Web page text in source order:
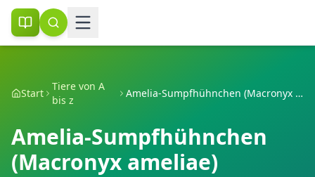
Start
Tiere von A
bis z
Amelia-Sumpfhühnchen (Macronyx ameliae)
Amelia-Sumpfhühnchen
(Macronyx ameliae)